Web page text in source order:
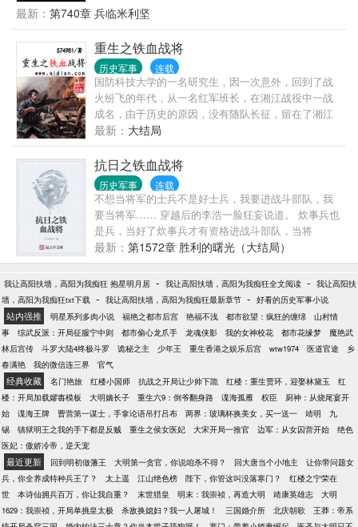
河！"--------------作者试图叙述一个赤子在那个时代的故
参考当今社会核心价值观，不称帝，不图满，欢迎大
家来捧场。
林逸看着洋人在大夏耀武扬威，血气方刚的他，决心
不再忍受。“大争之世，强则强，弱则亡！”“我泱泱华
夏，传承数千年，又岂是尔等鼠辈可以觊觎的？”
最新： 第740章 兵临米利坚
重生之铁血战将
历史军事 连载
国防科技大学的一名研究生，因一次意外，回到了战
火纷飞的年代，从一名红军班长，在湘江战役中一战
成名，由于历史的原因，没有随队长征，留在了湘江
东岸，率领着自己救出的残部，重建根据地。为更好
的掩护主力长征，与贺龙，肖克的二六军团会师。共
同组建红军第二方面军，成功到达陕北，结束了自己
的长征。他率领的红军一路经历无数仗......
最新： 大结局
抗日之铁血战将
历史军事 连载
不想当将军的士兵不是好士兵，我要进战斗部队，我
要当将军…… 穿越后的李浩一脸狂妄说道。 炊事兵也
是兵，当好了炊事兵才有资格进战斗部队，当将
军…… 团首长狠狠瞪了一眼李浩回答 。 从此以后，
李浩就开始了自己从炊事兵到将军的战斗生涯……
最新： 第1572章 胜利的曙光（大结局）
我让高阳扶墙，高阳为我痴狂 抱星明月居 - 我让高阳扶墙，高阳为我痴狂全文阅读 - 我让高阳扶
墙，高阳为我痴狂txt下载 - 我让高阳扶墙，高阳为我痴狂最新章节 - 好看的历史军事小说
站内强推 明星系列多肉小说 福艳之都市后宫 艳福不浅 都市欲望：疯狂的缠绵
山村情
事
综武反派：开局征服宁中则 都市偷心龙爪手 龙魂侠影 我的女神校花 都市花缘梦
魔艳武
林后宫传
斗罗大陆4终极斗罗 诡秘之主 少年王 重生香港之娱乐后宫 wtw1974 医道官途
乡
春满艳
我的微信连三界 官气
经典收藏 名门艳旅 红楼小国师 抗战之开局让少帅下跪 红楼：重生贾环，迎娶林黛玉
红
楼：开局加载嫪毐模板
大明嫡长子 重生六9：倒爷翻身路 谍海孤雁 权臣
厨神：从烧尾宴开
始
谍海王牌 曹营第一谋士，手拿论语吊打吕布 两界：玻璃杯换美女，买一送一 靖明
九
锡
镇狱明王之我的手下都是反贼 重生之侯女医妃 大宋开局一推官 边军：从女囚营开始
绝色
医妃：傲娇冷帝，逆天宠
最近更新 回到明初做藩王 大明第一贪官，你说咱杀不得？ 回大唐当个小地主
让你带问题女
兵，你全养成特种兵王了？
太上遥 江山绝色榜 陛下，你管这叫没落寒门？
红楼之宁荣在
世
本诗仙拥兵百万，你让我自重？ 末世猎皇 明末：我崇祯，再造大明 靖康英雄志
大明
1629：我崇祯，开局单挑皇太极
杀敌换媳妇？我一人屠城！ 三国婚介所 北庆朝歌
王莽：帝系